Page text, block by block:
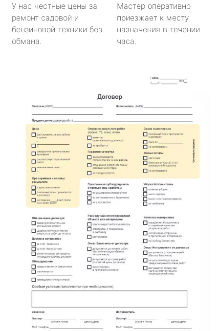
У нас честные цены за
ремонт садовой и
бензиновой техники без
обмана.
Мастер оперативно
приезжает к месту
назначения в течении
часа.